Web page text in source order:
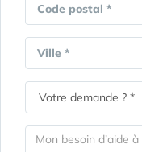
Code postal *
Ville *